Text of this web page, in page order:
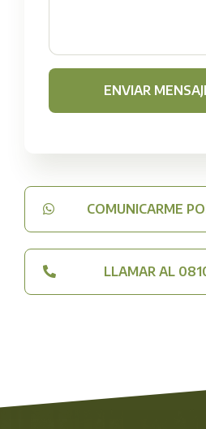
ENVIAR
COMUNICARME
LLAMAR AL